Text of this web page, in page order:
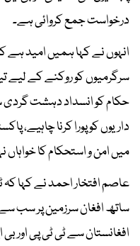
درخواست جمع کروائی ہے۔
انہوں نے کہا ہمیں امید ہے
سرگرمیوں کو روکنے کے لیے
حکام کو انسداد دہشت گردی
داریوں کو پورا کرنا چاہیے،
میں امن و استحکام کا خواہاں
ساتھ افغان سرزمین پر سب
افغانستان سے ٹی ٹی پی اور